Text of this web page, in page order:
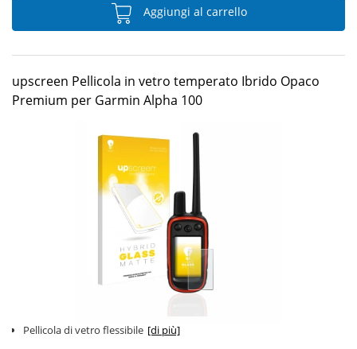
Aggiungi al carrello
upscreen Pellicola in vetro temperato Ibrido Opaco
Premium per Garmin Alpha 100
Pellicola di vetro flessibile [di più]